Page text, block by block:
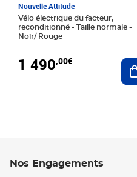
Nouvelle Attitude
Vélo électrique du facteur,
reconditionné - Taille normale -
Noir/ Rouge
1 490,00€
Nos Engagements